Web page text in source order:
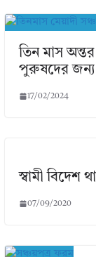
তিন মাস
পুরুষদের জন্য
17/02/2024
স্বামী বিদেশ
07/09/2020